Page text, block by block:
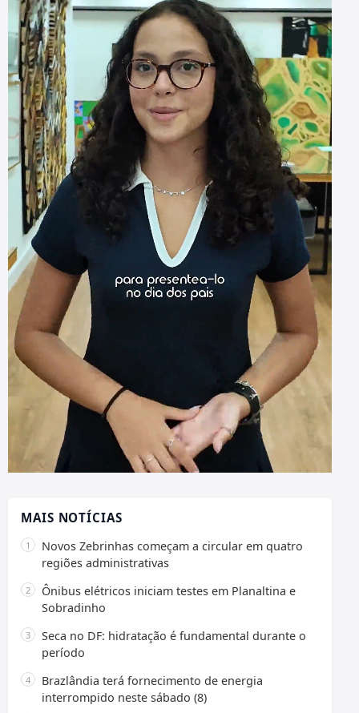
MAIS NOTÍCIAS
Novos Zebrinhas começam a circular em quatro
regiões administrativas
Ônibus elétricos iniciam testes em Planaltina e
Sobradinho
Seca no DF: hidratação é fundamental durante o
período
Brazlândia terá fornecimento de energia
interrompido neste sábado (8)